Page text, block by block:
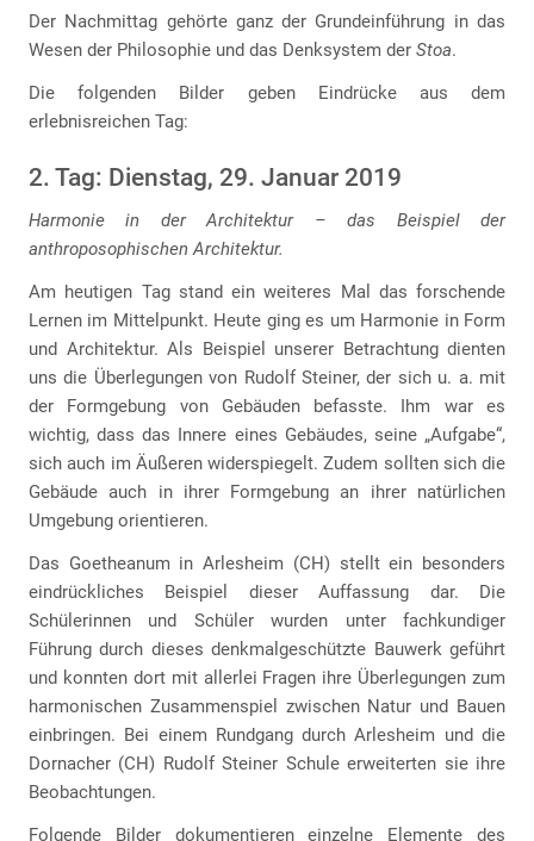
Der Nachmittag gehörte ganz der Grundeinführung in das
Wesen der Philosophie und das Denksystem der Stoa.
Die folgenden Bilder geben Eindrücke aus dem
erlebnisreichen Tag:
2. Tag: Dienstag, 29. Januar 2019
Harmonie in der Architektur – das Beispiel der
anthroposophischen Architektur.
Am heutigen Tag stand ein weiteres Mal das forschende
Lernen im Mittelpunkt. Heute ging es um Harmonie in Form
und Architektur. Als Beispiel unserer Betrachtung dienten
uns die Überlegungen von Rudolf Steiner, der sich u. a. mit
der Formgebung von Gebäuden befasste. Ihm war es
wichtig, dass das Innere eines Gebäudes, seine „Aufgabe“,
sich auch im Äußeren widerspiegelt. Zudem sollten sich die
Gebäude auch in ihrer Formgebung an ihrer natürlichen
Umgebung orientieren.
Das Goetheanum in Arlesheim (CH) stellt ein besonders
eindrückliches Beispiel dieser Auffassung dar. Die
Schülerinnen und Schüler wurden unter fachkundiger
Führung durch dieses denkmalgeschützte Bauwerk geführt
und konnten dort mit allerlei Fragen ihre Überlegungen zum
harmonischen Zusammenspiel zwischen Natur und Bauen
einbringen. Bei einem Rundgang durch Arlesheim und die
Dornacher (CH) Rudolf Steiner Schule erweiterten sie ihre
Beobachtungen.
Folgende Bilder dokumentieren einzelne Elemente des